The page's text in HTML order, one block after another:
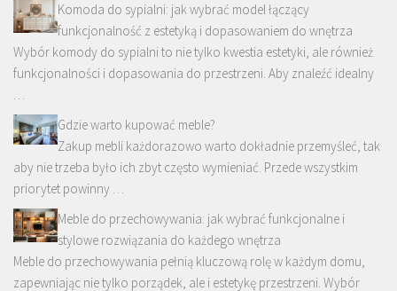
Komoda do sypialni: jak wybrać model łączący
funkcjonalność z estetyką i dopasowaniem do wnętrza
Wybór komody do sypialni to nie tylko kwestia estetyki, ale również
funkcjonalności i dopasowania do przestrzeni. Aby znaleźć idealny
…
Gdzie warto kupować meble?
Zakup mebli każdorazowo warto dokładnie przemyśleć, tak
aby nie trzeba było ich zbyt często wymieniać. Przede wszystkim
priorytet powinny …
Meble do przechowywania: jak wybrać funkcjonalne i
stylowe rozwiązania do każdego wnętrza
Meble do przechowywania pełnią kluczową rolę w każdym domu,
zapewniając nie tylko porządek, ale i estetykę przestrzeni. Wybór